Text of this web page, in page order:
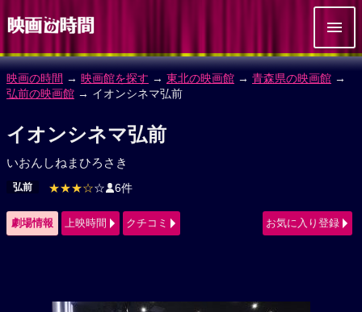
映画の時間 → 映画館を探す → 東北の映画館 → 青森県の映画館 →
弘前の映画館 → イオンシネマ弘前
イオンシネマ弘前
いおんしねまひろさき
弘前 ★★★☆☆ 6件
劇場情報 上映時間 クチコミ お気に入り登録